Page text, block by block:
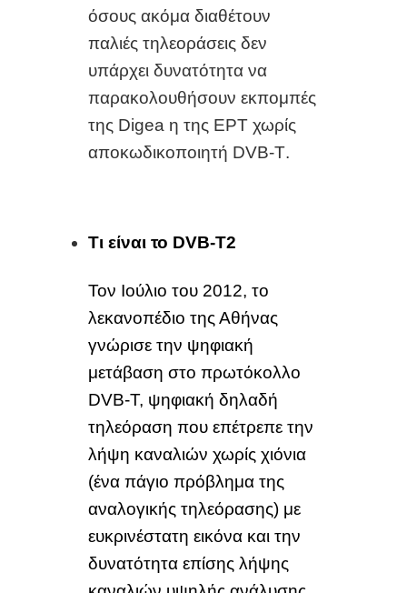
όσους ακόμα διαθέτουν
παλιές τηλεοράσεις δεν
υπάρχει δυνατότητα να
παρακολουθήσουν εκπομπές
της Digea η της ΕΡΤ χωρίς
αποκωδικοποιητή DVB-T.
Τι είναι το DVB-T2
Τον Ιούλιο του 2012, το
λεκανοπέδιο της Αθήνας
γνώρισε την ψηφιακή
μετάβαση στο πρωτόκολλο
DVB-T, ψηφιακή δηλαδή
τηλεόραση που επέτρεπε την
λήψη καναλιών χωρίς χιόνια
(ένα πάγιο πρόβλημα της
αναλογικής τηλεόρασης) με
ευκρινέστατη εικόνα και την
δυνατότητα επίσης λήψης